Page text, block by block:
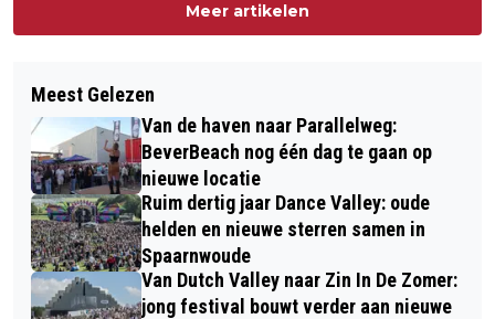
Meer artikelen
Meest Gelezen
Van de haven naar Parallelweg:
BeverBeach nog één dag te gaan op
nieuwe locatie
Ruim dertig jaar Dance Valley: oude
helden en nieuwe sterren samen in
Spaarnwoude
Van Dutch Valley naar Zin In De Zomer:
jong festival bouwt verder aan nieuwe